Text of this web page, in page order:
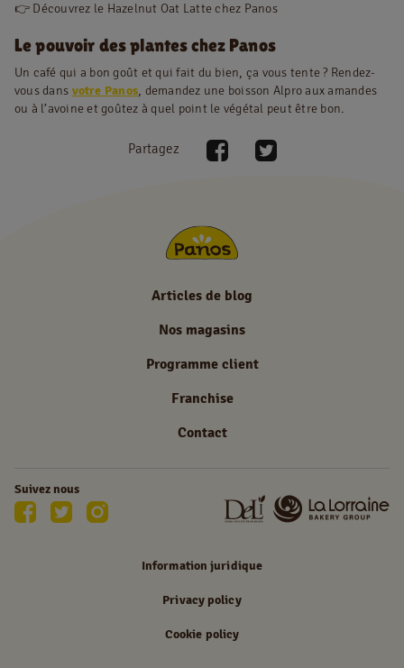
👉 Découvrez le Hazelnut Oat Latte chez Panos
Le pouvoir des plantes chez Panos
Un café qui a bon goût et qui fait du bien, ça vous tente ? Rendez-
vous dans votre Panos, demandez une boisson Alpro aux amandes
ou à l’avoine et goûtez à quel point le végétal peut être bon.
Partagez
Suivez nous
Articles de blog
Nos magasins
Programme client
Franchise
Contact
Information juridique
Privacy policy
Cookie policy